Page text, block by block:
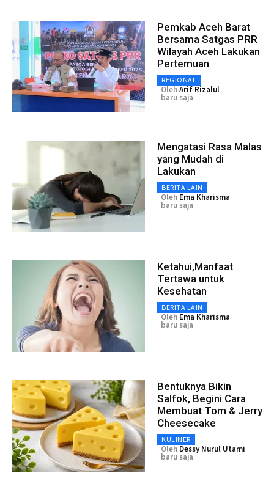
Pemkab Aceh Barat
Bersama Satgas PRR
Wilayah Aceh Lakukan
Pertemuan
REGIONAL
OlehArif Rizalul
baru saja
Mengatasi Rasa Malas
yang Mudah di
Lakukan
BERITA LAIN
Oleh Ema Kharisma
baru saja
Ketahui,Manfaat
Tertawa untuk
Kesehatan
BERITA LAIN
Oleh Ema Kharisma
baru saja
Bentuknya Bikin
Salfok, Begini Cara
Membuat Tom & Jerry
Cheesecake
KULINER
Oleh Dessy Nurul Utami
baru saja